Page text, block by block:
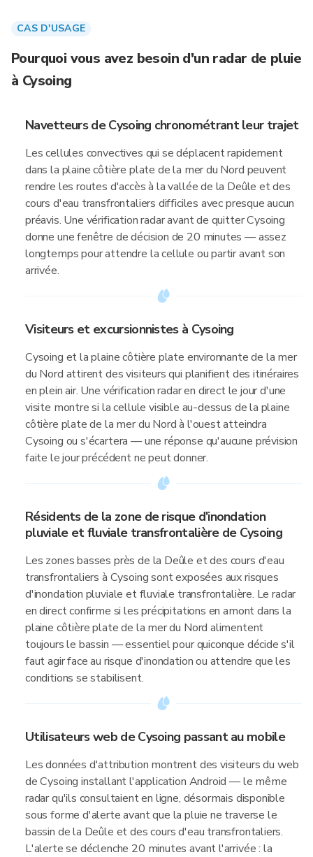
CAS D'USAGE
Pourquoi vous avez besoin d'un radar de pluie
à Cysoing
Navetteurs de Cysoing chronométrant leur trajet
Les cellules convectives qui se déplacent rapidement
dans la plaine côtière plate de la mer du Nord peuvent
rendre les routes d'accès à la vallée de la Deûle et des
cours d'eau transfrontaliers difficiles avec presque aucun
préavis. Une vérification radar avant de quitter Cysoing
donne une fenêtre de décision de 20 minutes — assez
longtemps pour attendre la cellule ou partir avant son
arrivée.
Visiteurs et excursionnistes à Cysoing
Cysoing et la plaine côtière plate environnante de la mer
du Nord attirent des visiteurs qui planifient des itinéraires
en plein air. Une vérification radar en direct le jour d'une
visite montre si la cellule visible au-dessus de la plaine
côtière plate de la mer du Nord à l'ouest atteindra
Cysoing ou s'écartera — une réponse qu'aucune prévision
faite le jour précédent ne peut donner.
Résidents de la zone de risque d'inondation
pluviale et fluviale transfrontalière de Cysoing
Les zones basses près de la Deûle et des cours d'eau
transfrontaliers à Cysoing sont exposées aux risques
d'inondation pluviale et fluviale transfrontalière. Le radar
en direct confirme si les précipitations en amont dans la
plaine côtière plate de la mer du Nord alimentent
toujours le bassin — essentiel pour quiconque décide s'il
faut agir face au risque d'inondation ou attendre que les
conditions se stabilisent.
Utilisateurs web de Cysoing passant au mobile
Les données d'attribution montrent des visiteurs du web
de Cysoing installant l'application Android — le même
radar qu'ils consultaient en ligne, désormais disponible
sous forme d'alerte avant que la pluie ne traverse le
bassin de la Deûle et des cours d'eau transfrontaliers.
L'alerte se déclenche 20 minutes avant l'arrivée : la